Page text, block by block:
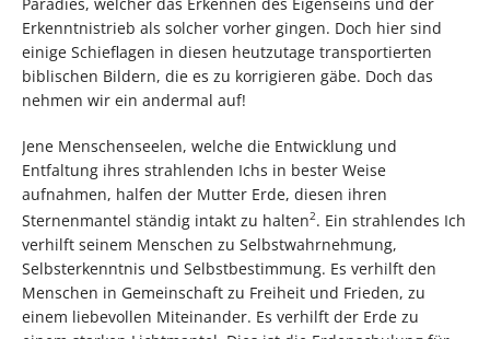
Erkenntnistrieb als solcher vorher gingen. Doch hier sind
einige Schieflagen in diesen heutzutage transportierten
biblischen Bildern, die es zu korrigieren gäbe. Doch das
nehmen wir ein andermal auf!
Jene Menschenseelen, welche die Entwicklung und
Entfaltung ihres strahlenden Ichs in bester Weise
aufnahmen, halfen der Mutter Erde, diesen ihren
Sternenmantel ständig intakt zu halten2. Ein strahlendes Ich
verhilft seinem Menschen zu Selbstwahrnehmung,
Selbsterkenntnis und Selbstbestimmung. Es verhilft den
Menschen in Gemeinschaft zu Freiheit und Frieden, zu
einem liebevollen Miteinander. Es verhilft der Erde zu